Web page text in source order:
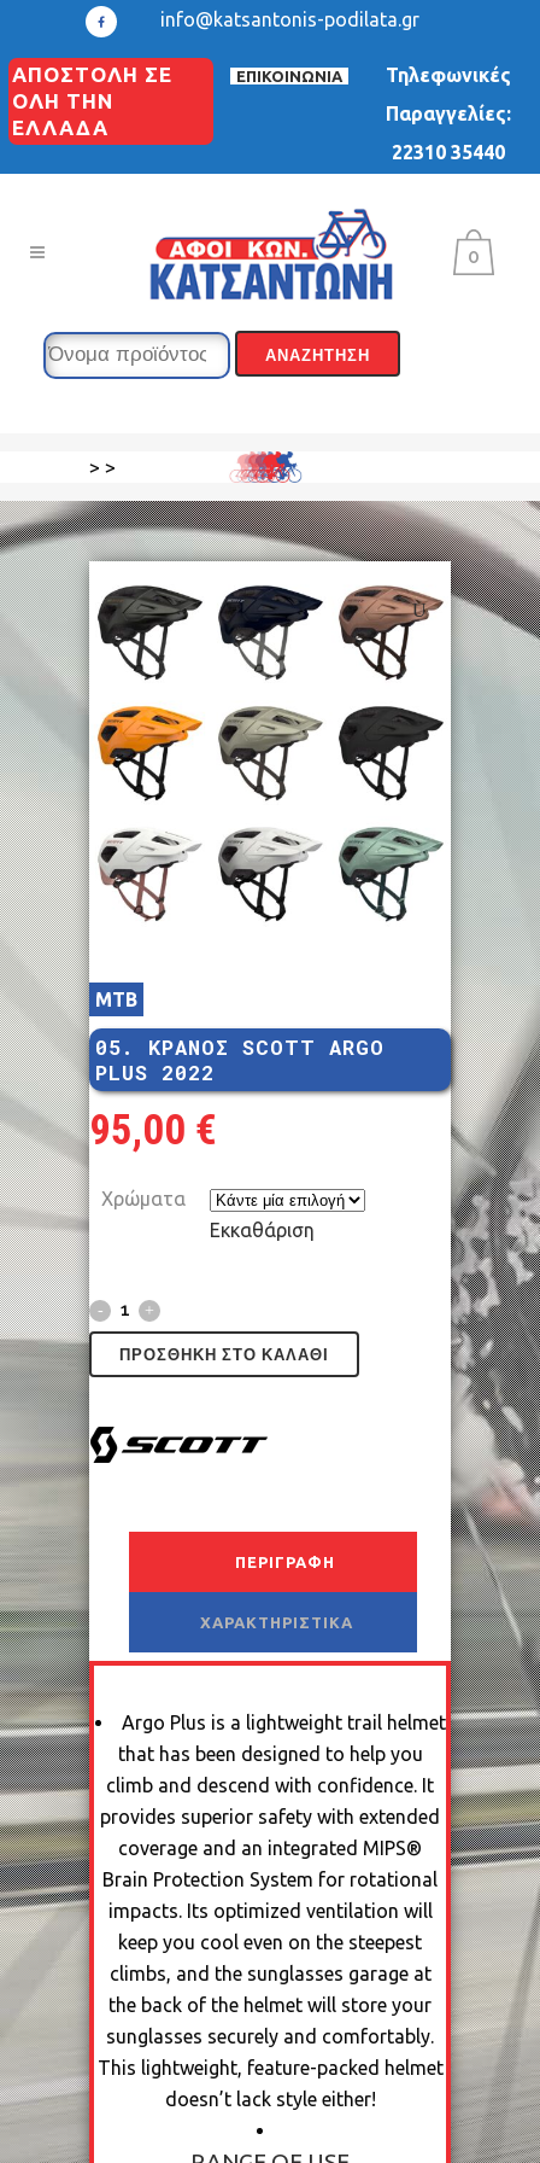
info@katsantonis-podilata.gr
ΑΠΟΣΤΟΛΗ ΣΕ
ΟΛΗ ΤΗΝ
ΕΛΛΑΔΑ
ΕΠΙΚΟΙΝΩΝΙΑ
Τηλεφωνικές
Παραγγελίες:
22310 35440
0
> >
MTB
05. ΚΡΑΝΟΣ SCOTT ARGO
PLUS 2022
95,00 €
Χρώματα
Εκκαθάριση
ΠΡΟΣΘΉΚΗ ΣΤΟ ΚΑΛΆΘΙ
ΠΕΡΙΓΡΑΦΉ
ΧΑΡΑΚΤΗΡΙΣΤΙΚΆ
Argo Plus is a lightweight trail helmet
that has been designed to help you
climb and descend with confidence. It
provides superior safety with extended
coverage and an integrated MIPS®
Brain Protection System for rotational
impacts. Its optimized ventilation will
keep you cool even on the steepest
climbs, and the sunglasses garage at
the back of the helmet will store your
sunglasses securely and comfortably.
This lightweight, feature-packed helmet
doesn’t lack style either!